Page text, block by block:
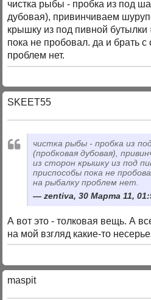
чистка рыбы - пробка из под
дубовая), привинчиваем
крышку из под пивной
пока не пробовал. да и брать
проблем нет.
SKEET55
чистка рыбы - пробка из
(пробковая дубовая),
из сторон крышку из под
приспособы пока не
на рыбалку проблем нет.
zentiva, 30 Марта 11,
А вот это - толковая вещь. А
на мой взгляд какие-то
maspit